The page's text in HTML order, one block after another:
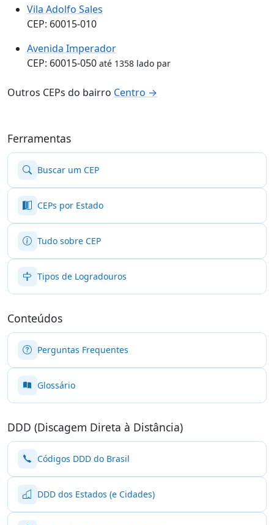
Vila Adolfo Sales
CEP: 60015-010
Avenida Imperador
CEP: 60015-050 até 1358 lado par
Outros CEPs do bairro Centro →
Ferramentas
Buscar um CEP
CEPs por Estado
Tudo sobre CEP
Tipos de Logradouros
Conteúdos
Perguntas Frequentes
Glossário
DDD (Discagem Direta à Distância)
Códigos DDD do Brasil
DDD dos Estados (e Cidades)